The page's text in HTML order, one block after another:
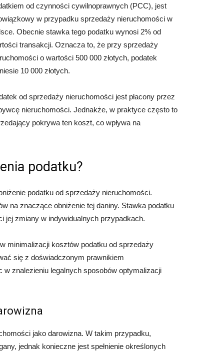
od czynności cywilnoprawnych (PCC), jest
w przypadku sprzedaży nieruchomości w
Obecnie stawka tego podatku wynosi 2% od
transakcji. Oznacza to, że przy sprzedaży
o wartości 500 000 złotych, podatek
10 000 złotych.
od sprzedaży nieruchomości jest płacony przez
nieruchomości. Jednakże, w praktyce często to
pokrywa ten koszt, co wpływa na
podatku?
podatku od sprzedaży nieruchomości.
na znaczące obniżenie tej daniny. Stawka podatku
jej zmiany w indywidualnych przypadkach.
minimalizacji kosztów podatku od sprzedaży
się z doświadczonym prawnikiem
znalezieniu legalnych sposobów optymalizacji
jako darowizna. W takim przypadku,
jednak konieczne jest spełnienie określonych